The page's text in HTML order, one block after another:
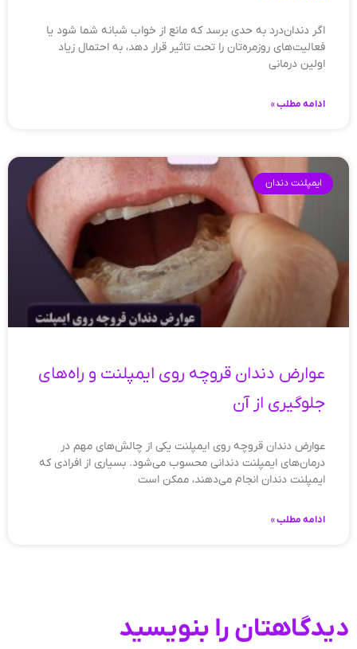
اگر دندان‌درد به حدی برسد که مانع از خواب شبانه شما شود یا
فعالیت‌های روزمره‌تان را تحت تاثیر قرار دهد، به احتمال زیاد
اولین درمانی
ادامه مطلب »
ایمپلنت دندان
عوارض دندان قروچه روی ایمپلنت و راه‌های
جلوگیری از آن
عوارض دندان قروچه روی ایمپلنت یکی از چالش‌های مهم در
درمان‌های ایمپلنت دندانی محسوب می‌شود. بسیاری از افرادی که
ایمپلنت دندان انجام می‌دهند، ممکن است
ادامه مطلب »
دیدگاهتان را بنویسید